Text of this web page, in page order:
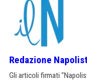
Redazione
Gli articoli firmati